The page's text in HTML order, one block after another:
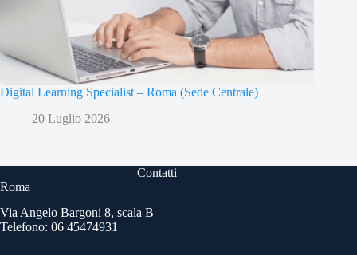
Digital Learning Specialist – Roma (Sede Centrale)
20 Luglio 2026
Contatti
Roma
Via Angelo Bargoni 8, scala B
Telefono: 06 45474931